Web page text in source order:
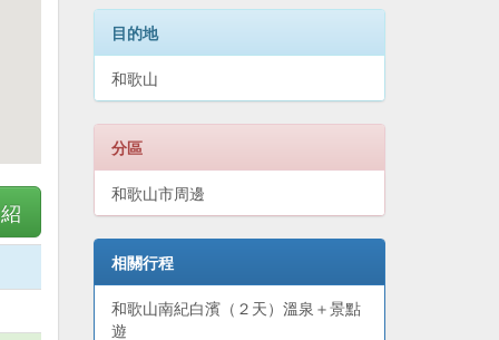
目的地
和歌山
分區
和歌山市周邊
相關行程
和歌山南紀白濱（２天）溫泉＋景點
遊